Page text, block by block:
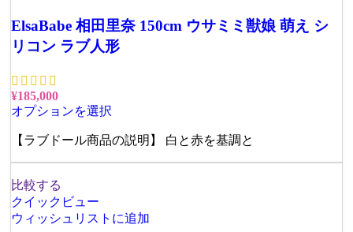
ElsaBabe 相田里奈 150cm ウサミミ獣娘 萌え シ
リコン ラブ人形
¥185,000
オプションを選択
【ラブドール商品の説明】 白と赤を基調と
比較する
クイックビュー
ウィッシュリストに追加